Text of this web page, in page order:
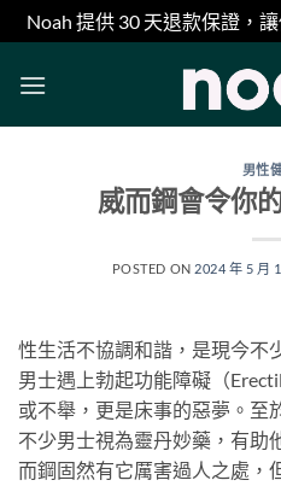
Noah 提供 30 天退款保證，
男性
威而鋼會令你
POSTED ON 2024 年 5 月
性生活不協調和諧，是現今不
男士遇上勃起功能障礙（
或不舉，更是床事的惡夢。至
不少男士視為靈丹妙藥，有助
而鋼固然有它厲害過人之處，